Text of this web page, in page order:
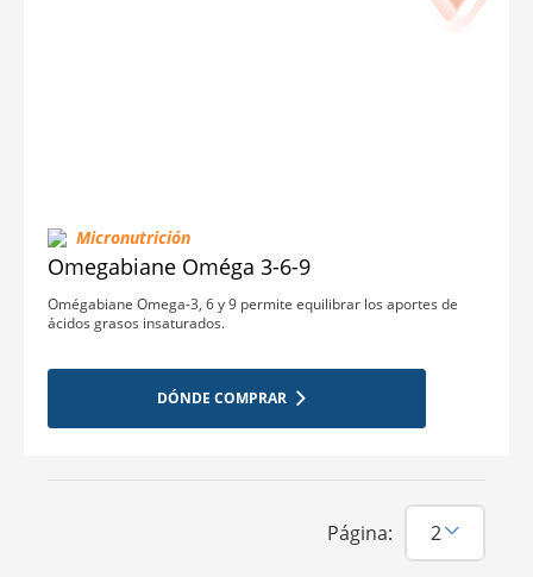
Micronutrición
Omegabiane Oméga 3-6-9
Omégabiane Omega-3, 6 y 9 permite equilibrar los aportes de
ácidos grasos insaturados.
DÓNDE COMPRAR
Página: